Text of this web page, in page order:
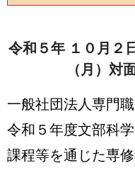
令和５年 １０月２
（月）対
一般社団法人専門
令和５年度文部科
課程等を通じた専